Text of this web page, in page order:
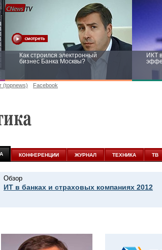
Как строился электронный
бизнес Банка Москвы?
ИКТ
(topnews) Facebook
КОНФЕРЕНЦИИ ЖУРНАЛ ТЕХНИКА ТВ
Обзор
ИТ в банках и страховых компаниях 2012